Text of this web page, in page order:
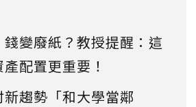
變廢紙？教授提醒：這
配置更重要！
趨勢「和大學當鄰